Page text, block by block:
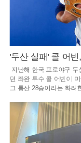
'두산 실패' 콜 어
지난해 한국 프로야구
던 좌완 투수 콜 어빈이
그 통산 28승이라는 화려